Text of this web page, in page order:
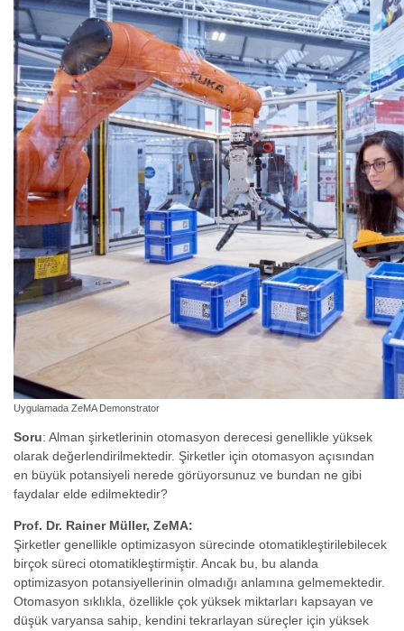
Uygulamada ZeMA Demonstrator
Soru: Alman şirketlerinin otomasyon derecesi genellikle yüksek
olarak değerlendirilmektedir. Şirketler için otomasyon açısından
en büyük potansiyeli nerede görüyorsunuz ve bundan ne gibi
faydalar elde edilmektedir?
Prof. Dr. Rainer Müller, ZeMA:
Şirketler genellikle optimizasyon sürecinde otomatikleştirilebilecek
birçok süreci otomatikleştirmiştir. Ancak bu, bu alanda
optimizasyon potansiyellerinin olmadığı anlamına gelmemektedir.
Otomasyon sıklıkla, özellikle çok yüksek miktarları kapsayan ve
düşük varyansa sahip, kendini tekrarlayan süreçler için yüksek